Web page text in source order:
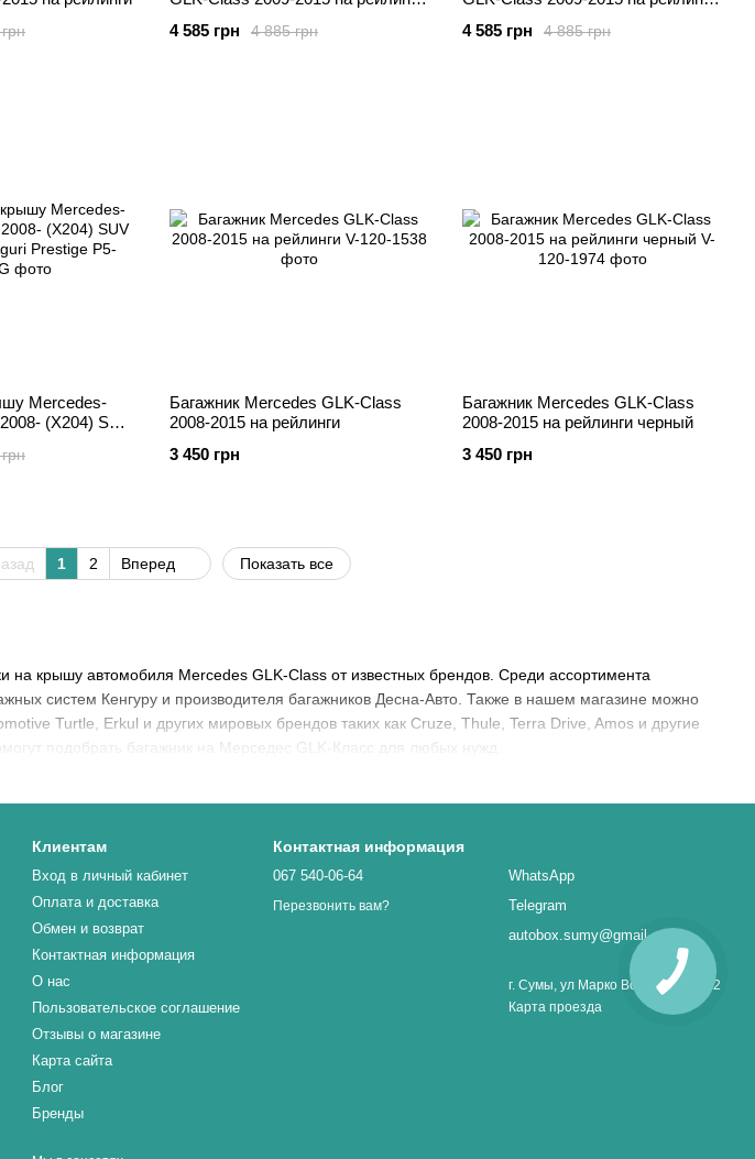
на крышу автомобиля Mercedes GLK-Class от известных брендов. Среди ассортимента
систем Кенгуру и производителя багажников Десна-Авто. Также в нашем магазине можно
Turtle, Erkul и других мировых брендов таких как Cruze, Thule, Terra Drive, Amos и другие
подобрать багажник на Мерседес GLK-Класс для любых нужд.
4 885 грн
4 585 грн 4 885 грн
4 585 грн
Mercedes-
(X204) SUV
Багажник Mercedes GLK-Class
2008-2015 на рейлинги
3 450 грн
Багажник Mercedes GLK-Class
2008-2015 на рейлинги черный
3 450 грн
1 2 Вперед Показать все
Клиентам
Вход в личный кабинет
Оплата и доставка
Обмен и возврат
Контактная информация
О нас
Пользовательское соглашение
Отзывы о магазине
Карта сайта
Блог
Бренды
Контактная информация
067 540-06-64
Перезвонить вам?
WhatsApp
Telegram
autobox.sumy@gmail.com
г. Сумы, ул Марко Вовчок 1, оф. 32
Карта проезда